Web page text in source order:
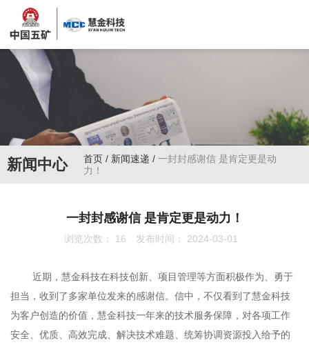
新闻中心 首页/ 新闻速递 /一封封感谢信 是肯定更是动
力！
一封封感谢信 是肯定更是动力！
浏览次数： 16 发布时间： 2024-03-01
近期，慧金科技在科技创新、项目管理等方面积极作为、勇于
担当，收到了多家单位发来的感谢信。信中，不仅看到了慧金科技
为客户创造的价值，慧金科技一年来的技术服务保障，对各项工作
安全、优质、高效完成、解决技术难题、统筹协调资源投入给予的